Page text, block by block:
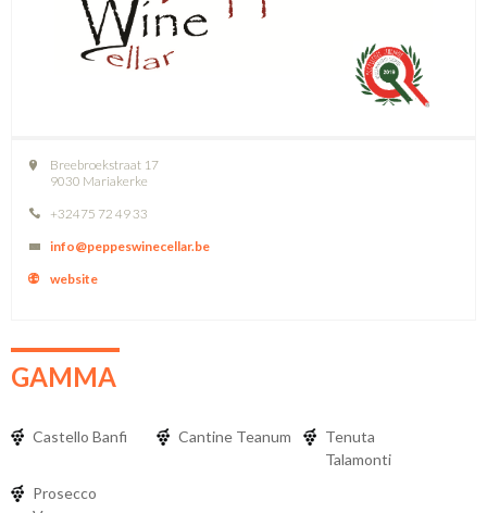
Breebroekstraat 17
9030 Mariakerke
+32475 72 49 33
info@peppeswinecellar.be
website
GAMMA
Castello Banfi Cantine Teanum
Tenuta
Talamonti
Prosecco